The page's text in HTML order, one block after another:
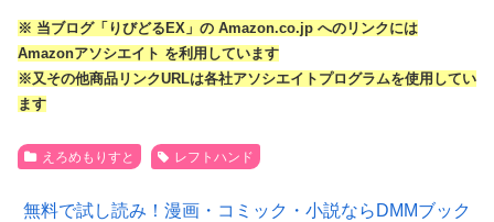
※ 当ブログ「りびどるEX」の Amazon.co.jp へのリンクには
Amazonアソシエイト を利用しています
※又その他商品リンクURLは各社アソシエイトプログラムを­使用してい
ます
えろめもりすと レフトハンド
無料で試し読み！漫画・コミック・小説ならDMMブック